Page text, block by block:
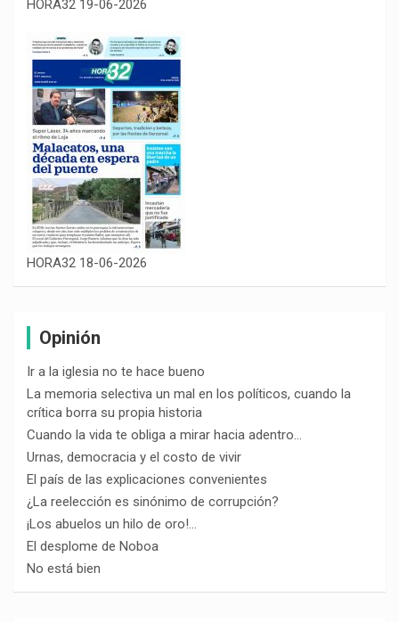
HORA32 19-06-2026
HORA32 18-06-2026
Opinión
Ir a la iglesia no te hace bueno
La memoria selectiva un mal en los políticos, cuando la
crítica borra su propia historia
Cuando la vida te obliga a mirar hacia adentro…
Urnas, democracia y el costo de vivir
El país de las explicaciones convenientes
¿La reelección es sinónimo de corrupción?
¡Los abuelos un hilo de oro!…
El desplome de Noboa
No está bien